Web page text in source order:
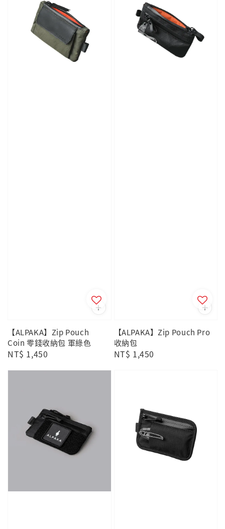
【ALPAKA】Zip Pouch
Coin 零錢收納包 軍綠色
Regular
NT$ 1,450
【ALPAKA】Zip Pouch Pro
收納包
Regular
NT$ 1,450